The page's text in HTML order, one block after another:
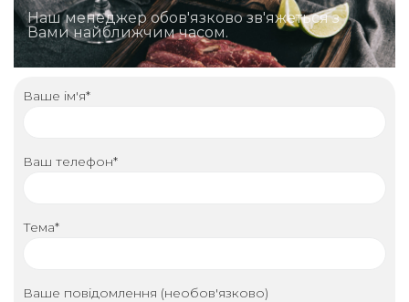
Наш менеджер обов'язково зв'яжеться з
Вами найближчим часом.
Ваше ім'я*
Ваш телефон*
Тема*
Ваше повідомлення (необов'язково)